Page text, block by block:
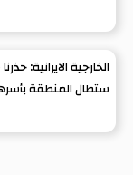
الخارجية الايرانية:
ستطال المنطقة